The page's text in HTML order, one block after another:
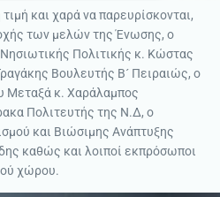
και χαρά να παρευρίσκονται,
των μελών της Ένωσης, ο
Πολιτικής κ. Κώστας
Βουλευτής Β´ Πειραιώς, ο
Μεταξά κ. Χαράλαμπος
Πολιτευτής της Ν.Δ, ο
και Βιώσιµης Ανάπτυξης
καθώς και λοιποί εκπρόσωποι
χώρου.